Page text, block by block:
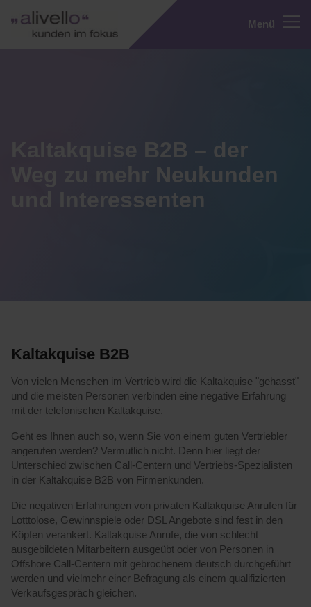
Menü
Kaltakquise B2B – der
Weg zu mehr Neukunden
und Interessenten
Kaltakquise B2B
Von vielen Menschen im Vertrieb wird die Kaltakquise "gehasst"
und die meisten Personen verbinden eine negative Erfahrung
mit der telefonischen Kaltakquise.
Geht es Ihnen auch so, wenn Sie von einem guten Vertriebler
angerufen werden? Vermutlich nicht. Denn hier liegt der
Unterschied zwischen Call-Centern und Vertriebs-Spezialisten
in der Kaltakquise B2B von Firmenkunden.
Die negativen Erfahrungen von privaten Kaltakquise Anrufen für
Lotttolose, Gewinnspiele oder DSL Angebote sind fest in den
Köpfen verankert. Kaltakquise Anrufe, die von schlecht
ausgebildeten Mitarbeitern ausgeübt oder von Personen in
Offshore Call-Centern mit gebrochenem deutsch durchgeführt
werden und vielmehr einer Befragung als einem qualifizierten
Verkaufsgespräch gleichen.